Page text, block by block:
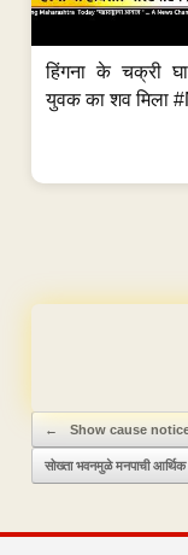
हिंगना के चक्री
युवक का शव मिला
Post navigation
← Show cause
सोख्ता भवनमुळे मनपाची